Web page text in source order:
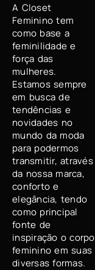
A Closet
Feminino tem
como base a
feminilidade e
força das
mulheres.
Estamos sempre
em busca de
tendências e
novidades no
mundo da moda
para podermos
transmitir, através
da nossa marca,
conforto e
elegância, tendo
como principal
fonte de
inspiração o corpo
feminino em suas
diversas formas.